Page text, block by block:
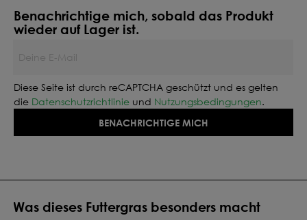
Was dieses Futtergras besonders macht
Benachrichtige mich, sobald das Produkt
wieder auf Lager ist.
Diese Seite ist durch reCAPTCHA geschützt und es gelten
die Datenschutzrichtlinie und Nutzungsbedingungen.
BENACHRICHTIGE MICH